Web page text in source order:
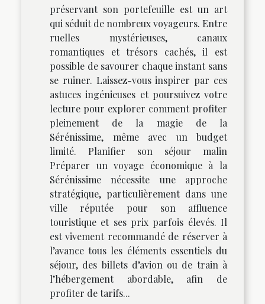
préservant son portefeuille est un art
qui séduit de nombreux voyageurs. Entre
ruelles mystérieuses, canaux
romantiques et trésors cachés, il est
possible de savourer chaque instant sans
se ruiner. Laissez-vous inspirer par ces
astuces ingénieuses et poursuivez votre
lecture pour explorer comment profiter
pleinement de la magie de la
Sérénissime, même avec un budget
limité. Planifier son séjour malin
Préparer un voyage économique à la
Sérénissime nécessite une approche
stratégique, particulièrement dans une
ville réputée pour son affluence
touristique et ses prix parfois élevés. Il
est vivement recommandé de réserver à
l’avance tous les éléments essentiels du
séjour, des billets d’avion ou de train à
l’hébergement abordable, afin de
profiter de tarifs...